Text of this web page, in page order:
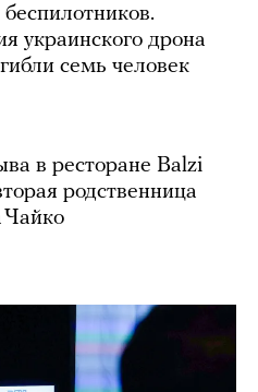
украинского дрона
семь человек
в ресторане Balzi
родственница
Чайко